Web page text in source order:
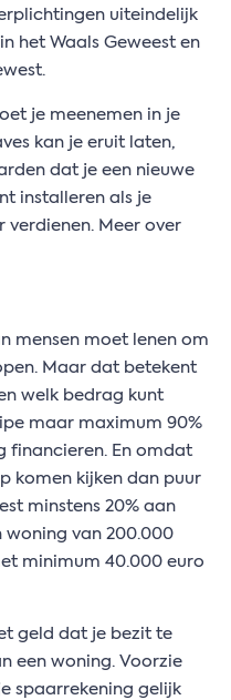
uiteindelijk
het Waals Geweest en
je meenemen in je
kan je eruit laten,
dat je een nieuwe
installeren als je
Meer over
mensen moet lenen om
Maar dat betekent
welk bedrag kunt
maar maximum 90%
financieren. En omdat
komen kijken dan puur
minstens 20% aan
woning van 200.000
minimum 40.000 euro
geld dat je bezit te
een woning. Voorzie
spaarrekening gelijk